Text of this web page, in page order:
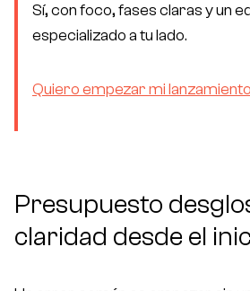
De Lunes a Viernes / 9:00 - 18:00
Sí, con foco, fases claras y un
especializado a tu lado.
Quiero empezar mi lanzamiento
Presupuesto
claridad desde el